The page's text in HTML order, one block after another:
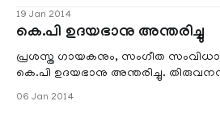
അശുപത്രിയില്‍ അന്തരിച്ചു.
തുടര്‍ന്ന് ചികിത്സയിലായിരുന്നു
19 Jan 2014
കെ.പി ഉദയഭാനു അന്തരിച്ചു
പ്രശസ്ത ഗായകനും, സംഗീത
കെ.പി ഉദയഭാനു അന്തരിച്ചു.
വസതിയാലിയിരുന്നു അന്ത്യം. 78
06 Jan 2014